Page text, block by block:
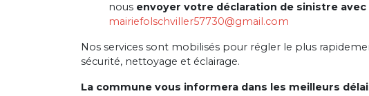
nous envoyer votre déclaration de sinistre
mairiefolschviller57730@gmail.com
Nos services sont mobilisés pour régler le plus
sécurité, nettoyage et éclairage.
La commune vous informera dans les meilleurs